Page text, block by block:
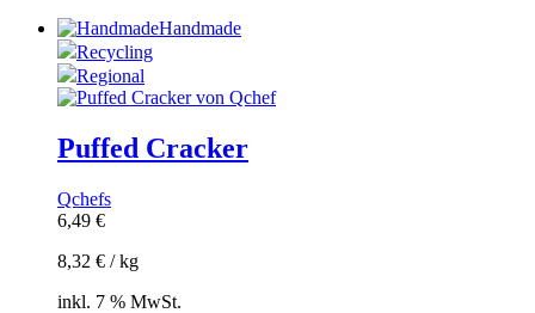
Handmade
Recycling
Regional
Puffed Cracker
Qchefs
6,49 €
8,32 € /kg
inkl. 7 % MwSt.